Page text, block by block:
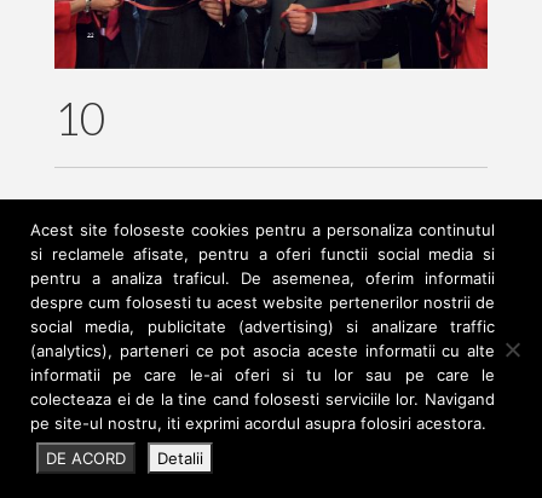
Contact
10
Acest site foloseste cookies pentru a personaliza continutul
si reclamele afisate, pentru a oferi functii social media si
pentru a analiza traficul. De asemenea, oferim informatii
despre cum folosesti tu acest website pertenerilor nostrii de
social media, publicitate (advertising) si analizare traffic
(analytics), parteneri ce pot asocia aceste informatii cu alte
informatii pe care le-ai oferi si tu lor sau pe care le
colecteaza ei de la tine cand folosesti serviciile lor. Navigand
pe site-ul nostru, iti exprimi acordul asupra folosiri acestora.
DE ACORD
Detalii